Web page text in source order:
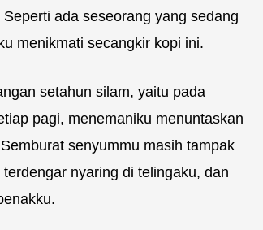
ada seseorang yang sedang
menikmati secangkir kopi ini.
setahun silam, yaitu pada
pagi, menemaniku menuntaskan
senyummu masih tampak
nyaring di telingaku, dan